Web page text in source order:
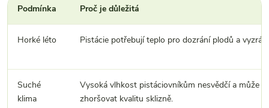
Podmínka Proč je důležitá
Horké léto Pistácie potřebují teplo pro dozrání plodů a
Suché
klima
Vysoká vlhkost pistáciovníkům nesvědčí a může
zhoršovat kvalitu sklizně.